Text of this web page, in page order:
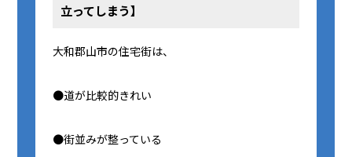
立ってしまう】
大和郡山市の住宅街は、
●道が比較的きれい
●街並みが整っている